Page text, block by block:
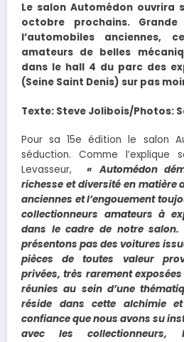
Le salon Automédon ouvrira
octobre prochains.
l’automobiles anciennes,
amateurs de belles
dans le hall 4 du parc des
(Seine Saint Denis) sur pas
Texte: Steve Jolibois/Photos:
Pour sa 15e édition le salon
séduction. Comme l’explique
Levasseur,« Automédon
richesse et diversité en matière
anciennes et l’engouement
collectionneurs amateurs à
dans le cadre de notre salon.
présentons pas des voitures
pièces de toutes valeur
privées, très rarement
réunies au sein d’une
réside dans cette alchimie
confiance que nous avons su
avec les collectionneurs,